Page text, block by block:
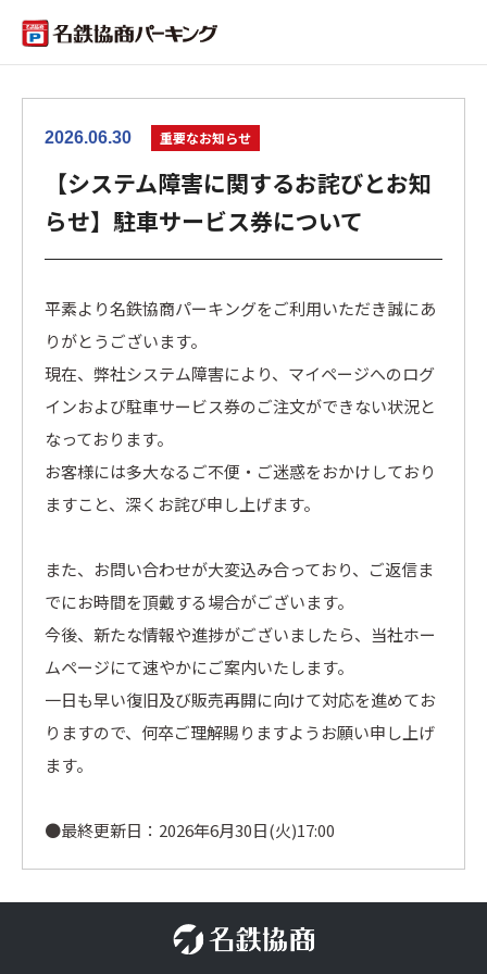
2026.06.30 重要なお知らせ
【システム障害に関するお詫びとお知
らせ】駐車サービス券について
平素より名鉄協商パーキングをご利用いただき誠にあ
りがとうございます。
現在、弊社システム障害により、マイページへのログ
インおよび駐車サービス券のご注文ができない状況と
なっております。
お客様には多大なるご不便・ご迷惑をおかけしており
ますこと、深くお詫び申し上げます。
また、お問い合わせが大変込み合っており、ご返信ま
でにお時間を頂戴する場合がございます。
今後、新たな情報や進捗がございましたら、当社ホー
ムページにて速やかにご案内いたします。
一日も早い復旧及び販売再開に向けて対応を進めてお
りますので、何卒ご理解賜りますようお願い申し上げ
ます。
●最終更新日：2026年6月30日(火)17:00